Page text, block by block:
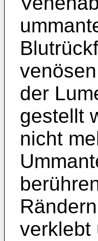
der
gestellt
nicht
verklebt